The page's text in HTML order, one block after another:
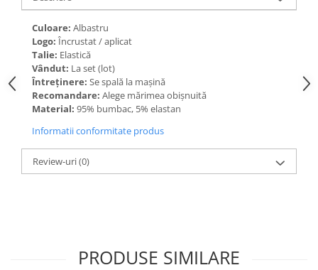
Culoare: Albastru
Logo: Încrustat / aplicat
Talie: Elastică
Vândut: La set (lot)
Întreținere: Se spală la mașină
Recomandare: Alege mărimea obișnuită
Material: 95% bumbac, 5% elastan
Informatii conformitate produs
Review-uri(0)
PRODUSE SIMILARE